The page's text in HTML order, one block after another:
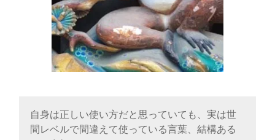
自身は正しい使い方だと思っていても、実は世
間レベルで間違えて使っている言葉、結構ある